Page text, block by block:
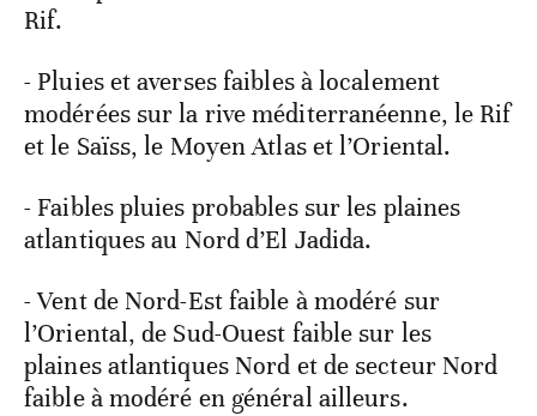
Rif.
- Pluies et averses faibles à localement
modérées sur la rive méditerranéenne, le Rif
et le Saïss, le Moyen Atlas et l’Oriental.
- Faibles pluies probables sur les plaines
atlantiques au Nord d’El Jadida.
- Vent de Nord-Est faible à modéré sur
l’Oriental, de Sud-Ouest faible sur les
plaines atlantiques Nord et de secteur Nord
faible à modéré en général ailleurs.